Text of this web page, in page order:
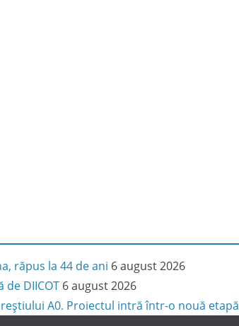
răpus la 44 de ani 6 august 2026
DIICOT 6 august 2026
A0. Proiectul intră într-o nouă etapă